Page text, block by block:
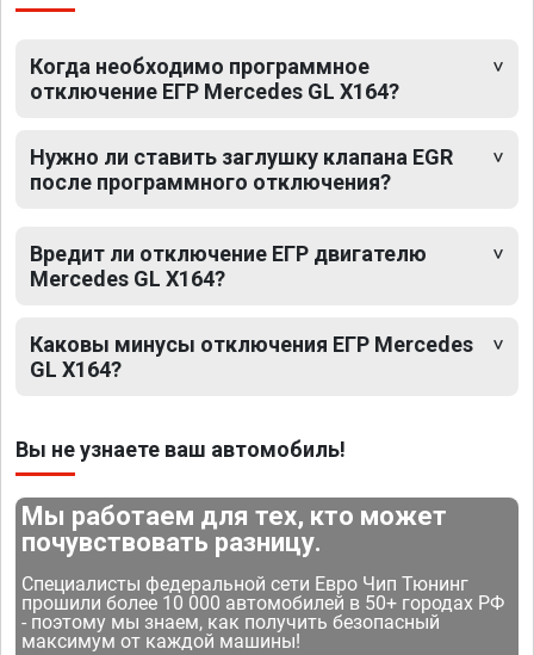
Когда необходимо программное
отключение ЕГР Mercedes GL X164?
Нужно ли ставить заглушку клапана EGR
после программного отключения?
Вредит ли отключение ЕГР двигателю
Mercedes GL X164?
Каковы минусы отключения ЕГР Mercedes
GL X164?
Вы не узнаете ваш автомобиль!
Мы работаем для тех, кто может
почувствовать разницу.
Специалисты федеральной сети Евро Чип Тюнинг
прошили более 10 000 автомобилей в 50+ городах РФ
- поэтому мы знаем, как получить безопасный
максимум от каждой машины!